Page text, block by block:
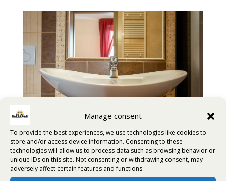
Manage consent
To provide the best experiences, we use technologies like cookies to
store and/or access device information. Consenting to these
technologies will allow us to process data such as browsing behavior or
unique IDs on this site. Not consenting or withdrawing consent, may
adversely affect certain features and functions.